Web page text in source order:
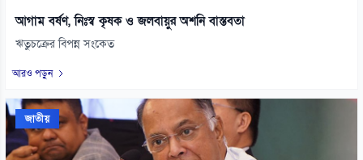
আগাম বর্ষণ, নিঃস্ব কৃষক ও জলবায়ুর অশনি বাস্তবতা
ঋতুচক্রের বিপন্ন সংকেত
আরও পড়ুন
জাতীয়